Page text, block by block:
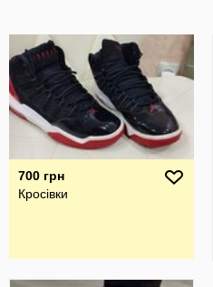
700 грн
Кросівки